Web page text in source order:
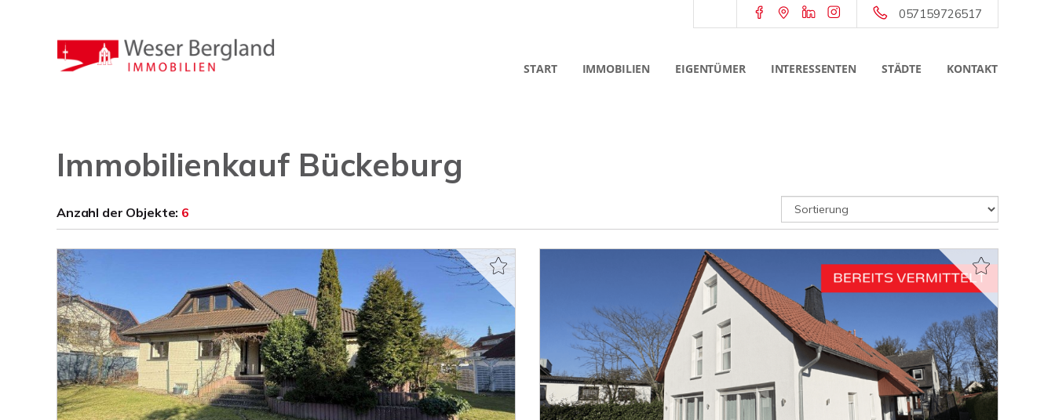
057159726517
START IMMOBILIEN EIGENTÜMER INTERESSENTEN STÄDTE KONTAKT
Immobilienkauf Bückeburg
Anzahl der Objekte: 6